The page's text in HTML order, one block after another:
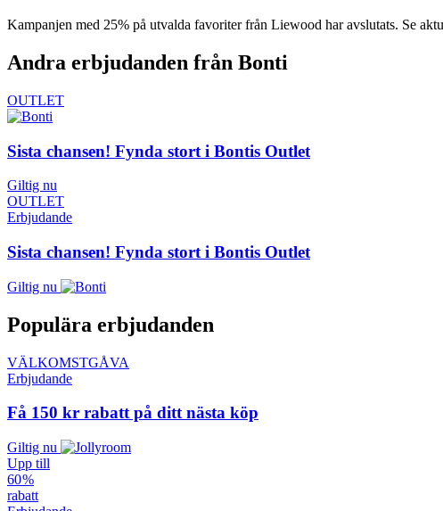
Kampanjen med 25% på utvalda favoriter från Liewood har avslutats. Se
Andra erbjudanden från Bonti
OUTLET
Sista chansen! Fynda stort i Bontis Outlet
Giltig nu
OUTLET
Erbjudande
Sista chansen! Fynda stort i Bontis Outlet
Giltig nu
Populära erbjudanden
VÄLKOMSTGÅVA
Erbjudande
Få 150 kr rabatt på ditt nästa köp
Giltig nu
Upp till
60 %
rabatt